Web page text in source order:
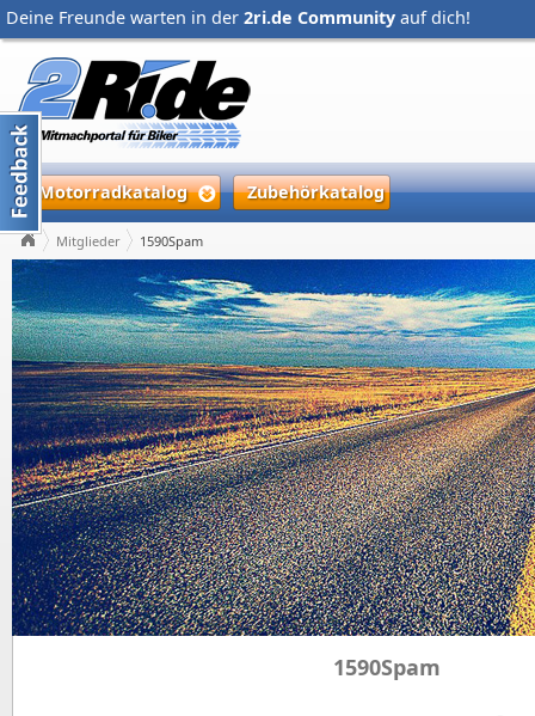
Deine Freunde warten in der 2ri.de Community auf dich!
Motorradkatalog Zubehörkatalog
Mitglieder 1590Spam
1590Spam